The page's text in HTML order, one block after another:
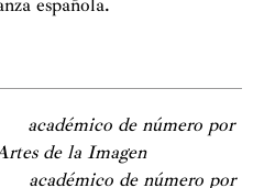
española.
académico de número por
de la Imagen
académico de número por